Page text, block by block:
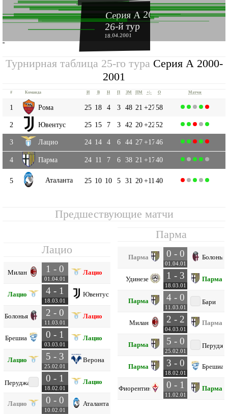
Серия А 2000-2001
26-й тур
18.04.2001
''
Турнирная таблица 25-го тура Серия А 2000-
2001
# Команда И В Н П ЗМ ПМ +|- О Матчи
1 Рома 25 18 4 3 48 21 +2758
2 Ювентус 25 15 7 3 42 20+2252
3 Лацио 24 14 4 6 44 27+1746
4 Парма 24 11 7 6 38 21 +1740
5 Аталанта 25 10 10 5 31 20+11 40
Предшествующие матчи
Лацио
Милан 1 - 0
01.04.01
Лацио
Лацио 4 - 1
18.03.01
Ювентус
Болонья 2 - 0
11.03.01
Лацио
Брешиа 0 - 1
03.03.01
Лацио
Лацио 5 - 3
25.02.01
Верона
Перуджа 0 - 1
18.02.01
Лацио
Лацио 0 - 0
10.02.01
Аталанта
Парма
Парма 0 - 0
01.04.01
Болонья
Удинезе 1 - 3
18.03.01
Парма
Парма 4 - 0
11.03.01
Бари
Милан 2 - 2
04.03.01
Парма
Парма 5 - 0
25.02.01
Перуджа
Парма 3 - 0
18.02.01
Брешиа
Фиорентина 0 - 1
11.02.01
Парма